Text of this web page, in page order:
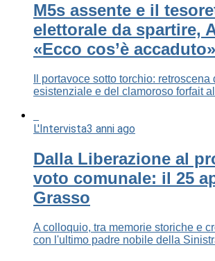
M5s assente e il
elettorale da spartire,
«Ecco cos’è accaduto»
Il portavoce sotto torchio: retroscena
esistenziale e del clamoroso forfait
L'Intervista3 anni ago
Dalla Liberazione al
voto comunale: il 25
Grasso
A colloquio, tra memorie storiche e
con l'ultimo padre nobile della